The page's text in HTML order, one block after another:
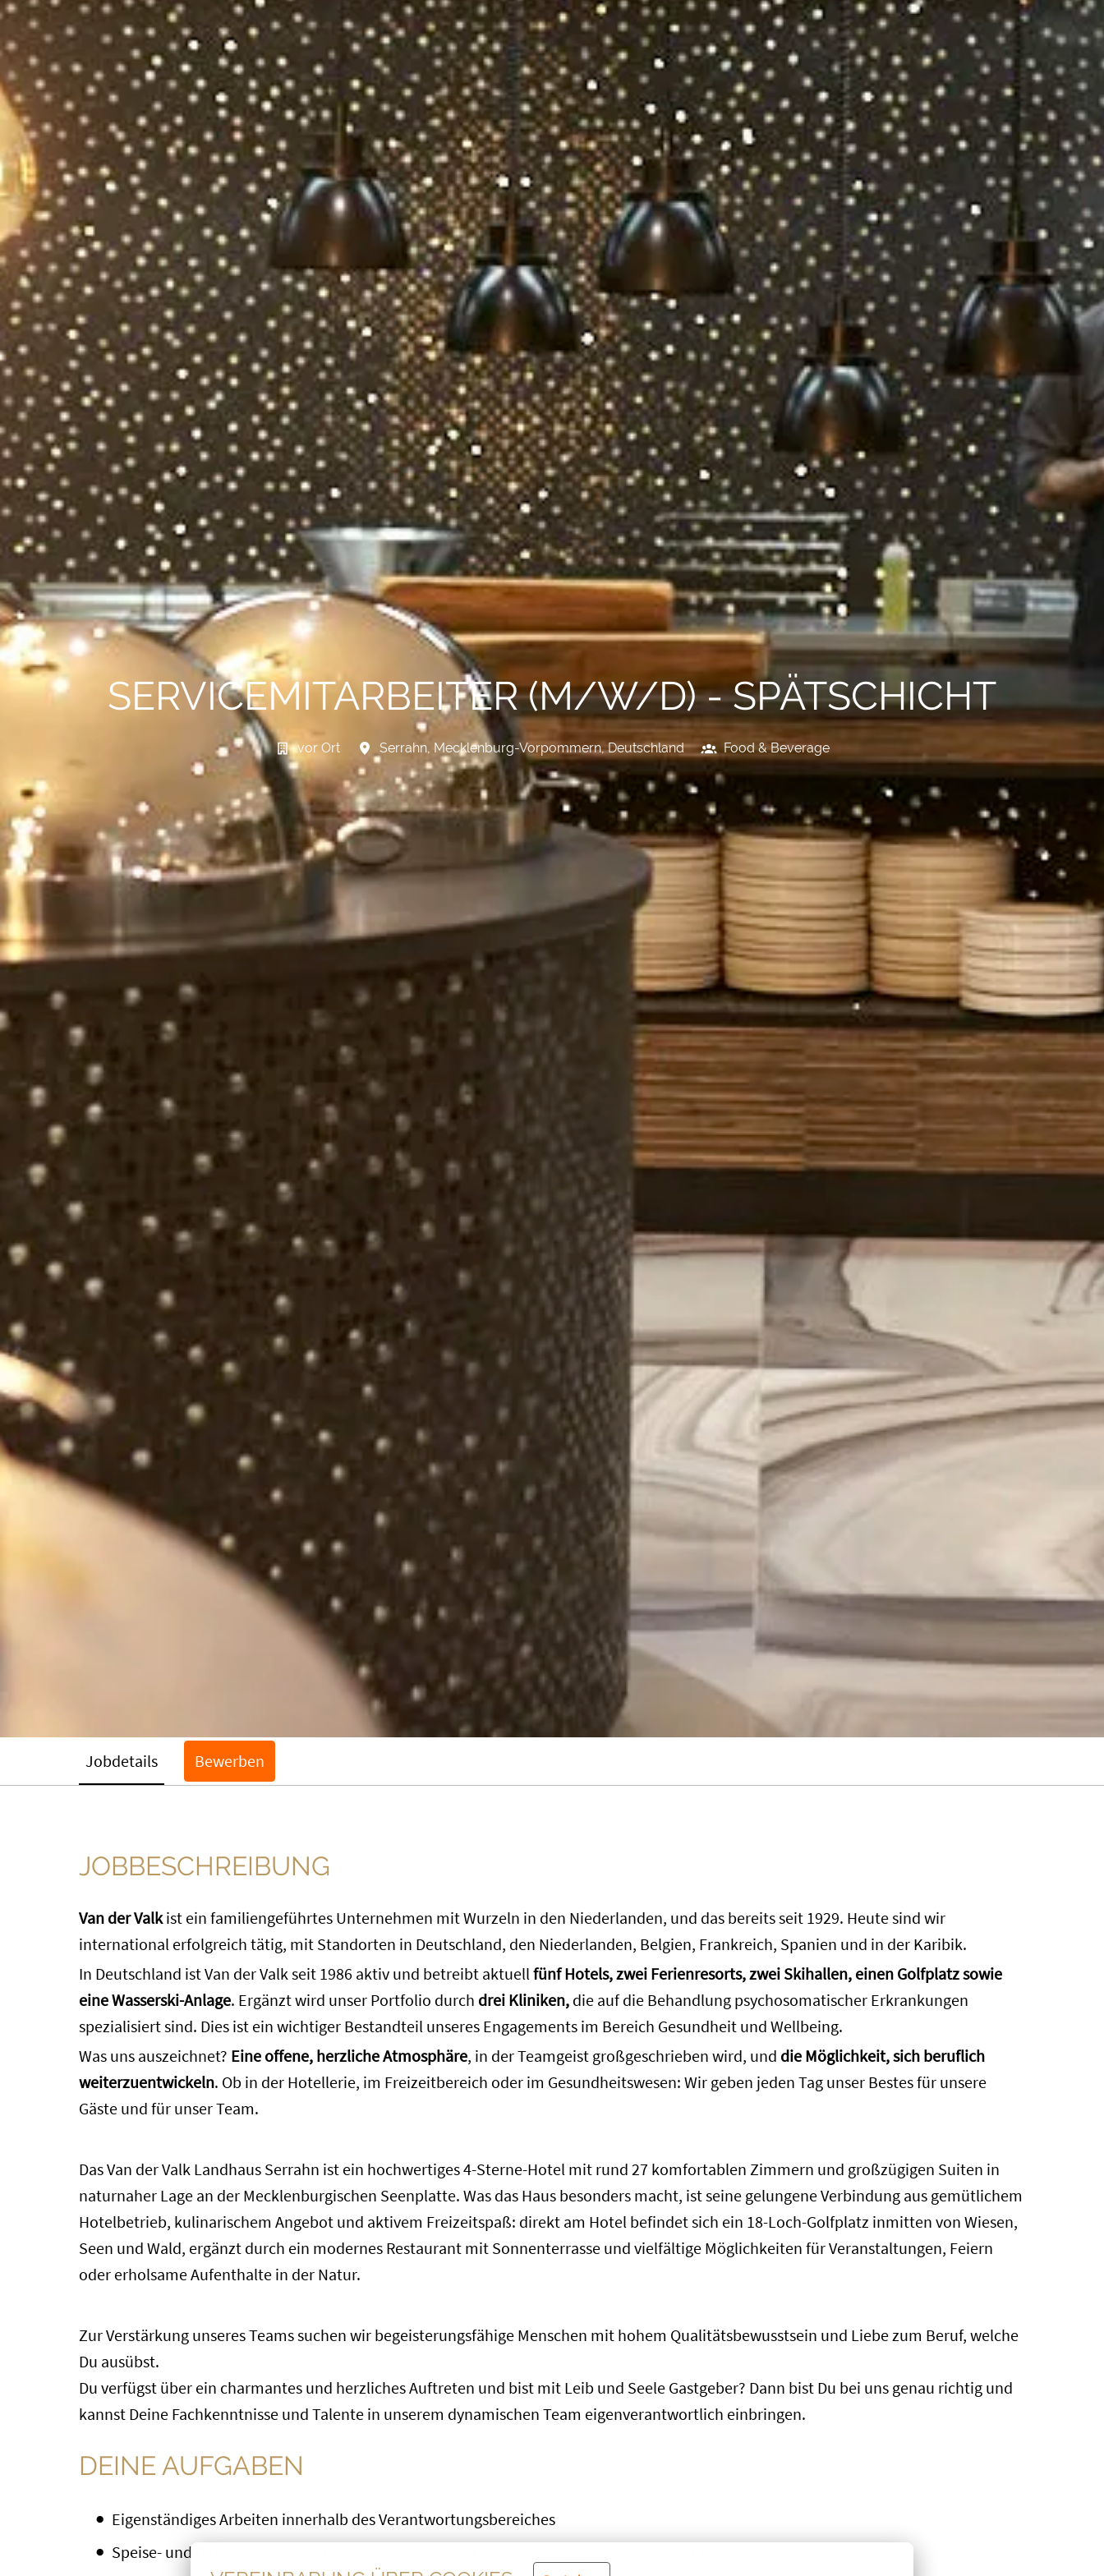
SERVICEMITARBEITER (M/W/D) - SPÄTSCHICHT
vor Ort Serrahn, Mecklenburg-Vorpommern, Deutschland Food & Beverage
Jobdetails Bewerben
JOBBESCHREIBUNG
Van der Valkist ein familiengeführtes Unternehmen mit Wurzeln in den Niederlanden, und das bereits seit 1929. Heute sind wir
international erfolgreich tätig, mit Standorten in Deutschland, den Niederlanden, Belgien, Frankreich, Spanien und in der Karibik.
In Deutschland ist Van der Valk seit 1986 aktiv und betreibt aktuellfünf Hotels, zwei Ferienresorts, zwei Skihallen, einen Golfplatz sowie
eine Wasserski-Anlage. Ergänzt wird unser Portfolio durch drei Kliniken, die auf die Behandlung psychosomatischer Erkrankungen
spezialisiert sind. Dies ist ein wichtiger Bestandteil unseres Engagements im Bereich Gesundheit und Wellbeing.
Was uns auszeichnet? Eine offene, herzliche Atmosphäre, in der Teamgeist großgeschrieben wird, und die Möglichkeit, sich beruflich
weiterzuentwickeln. Ob in der Hotellerie, im Freizeitbereich oder im Gesundheitswesen: Wir geben jeden Tag unser Bestes für unsere
Gäste und für unser Team.
Das Van der Valk Landhaus Serrahn ist ein hochwertiges 4-Sterne-Hotel mit rund 27 komfortablen Zimmern und großzügigen Suiten in
naturnaher Lage an der Mecklenburgischen Seenplatte. Was das Haus besonders macht, ist seine gelungene Verbindung aus gemütlichem
Hotelbetrieb, kulinarischem Angebot und aktivem Freizeitspaß: direkt am Hotel befindet sich ein 18-Loch-Golfplatz inmitten von Wiesen,
Seen und Wald, ergänzt durch ein modernes Restaurant mit Sonnenterrasse und vielfältige Möglichkeiten für Veranstaltungen, Feiern
oder erholsame Aufenthalte in der Natur.
Zur Verstärkung unseres Teams suchen wir begeisterungsfähige Menschen mit hohem Qualitätsbewusstsein und Liebe zum Beruf, welche
Du ausübst.
Du verfügst über ein charmantes und herzliches Auftreten und bist mit Leib und Seele Gastgeber? Dann bist Du bei uns genau richtig und
kannst Deine Fachkenntnisse und Talente in unserem dynamischen Team eigenverantwortlich einbringen.
DEINE AUFGABEN
Eigenständiges Arbeiten innerhalb des Verantwortungsbereiches
Speise- und Getränkeservice im À-la-carte-Restaurant MARTINUS sowie bei Veranstaltungen